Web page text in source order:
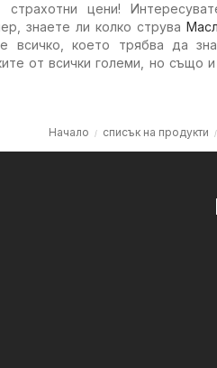
страхотни цени!
знаете ли колко струва
всичко, което трябва да
от всички големи, но също
Начало списък на продукти